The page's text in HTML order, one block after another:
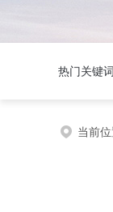
热门关键词
当前位